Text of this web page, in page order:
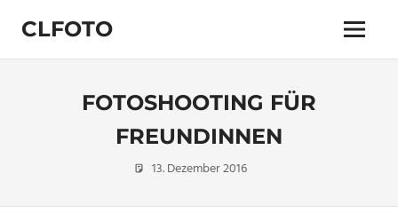
Inhalt
springen
CLFOTO
Fotograf
Menü
FOTOSHOOTING FÜR
FREUNDINNEN
13. Dezember 2016